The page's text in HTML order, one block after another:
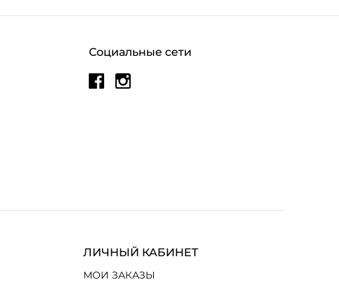
Социальные сети
ЛИЧНЫЙ КАБИНЕТ
МОИ ЗАКАЗЫ